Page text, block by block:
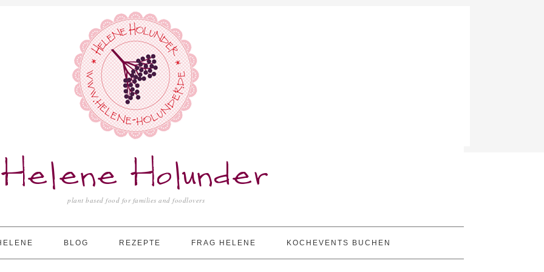
Helene Holunder
plant based food for families and foodlovers
BLOG REZEPTE FRAG HELENE KOCHEVENTS BUCHEN